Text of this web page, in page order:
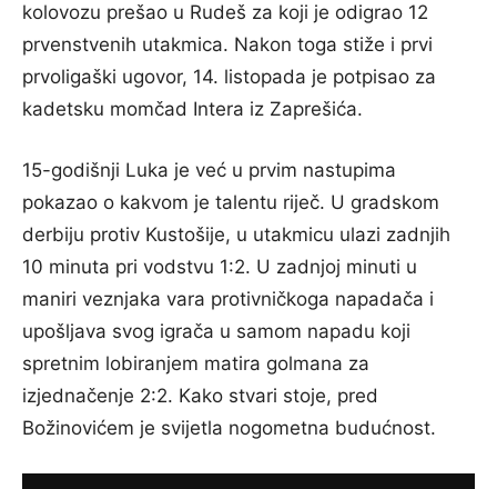
kolovozu prešao u Rudeš za koji je odigrao 12
prvenstvenih utakmica. Nakon toga stiže i prvi
prvoligaški ugovor, 14. listopada je potpisao za
kadetsku momčad Intera iz Zaprešića.
15-godišnji Luka je već u prvim nastupima
pokazao o kakvom je talentu riječ. U gradskom
derbiju protiv Kustošije, u utakmicu ulazi zadnjih
10 minuta pri vodstvu 1:2. U zadnjoj minuti u
maniri veznjaka vara protivničkoga napadača i
upošljava svog igrača u samom napadu koji
spretnim lobiranjem matira golmana za
izjednačenje 2:2. Kako stvari stoje, pred
Božinovićem je svijetla nogometna budućnost.